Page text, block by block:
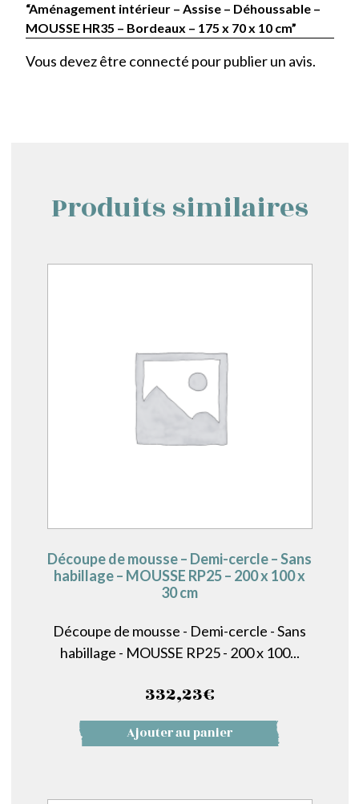
“Aménagement intérieur – Assise – Déhoussable –
MOUSSE HR35 – Bordeaux – 175 x 70 x 10 cm”
Vous devez être connecté pour publier un avis.
Produits similaires
Découpe de mousse – Demi-cercle – Sans
habillage – MOUSSE RP25 – 200 x 100 x
30 cm
Découpe de mousse - Demi-cercle - Sans
habillage - MOUSSE RP25 - 200 x 100...
332,23€
Ajouter au panier